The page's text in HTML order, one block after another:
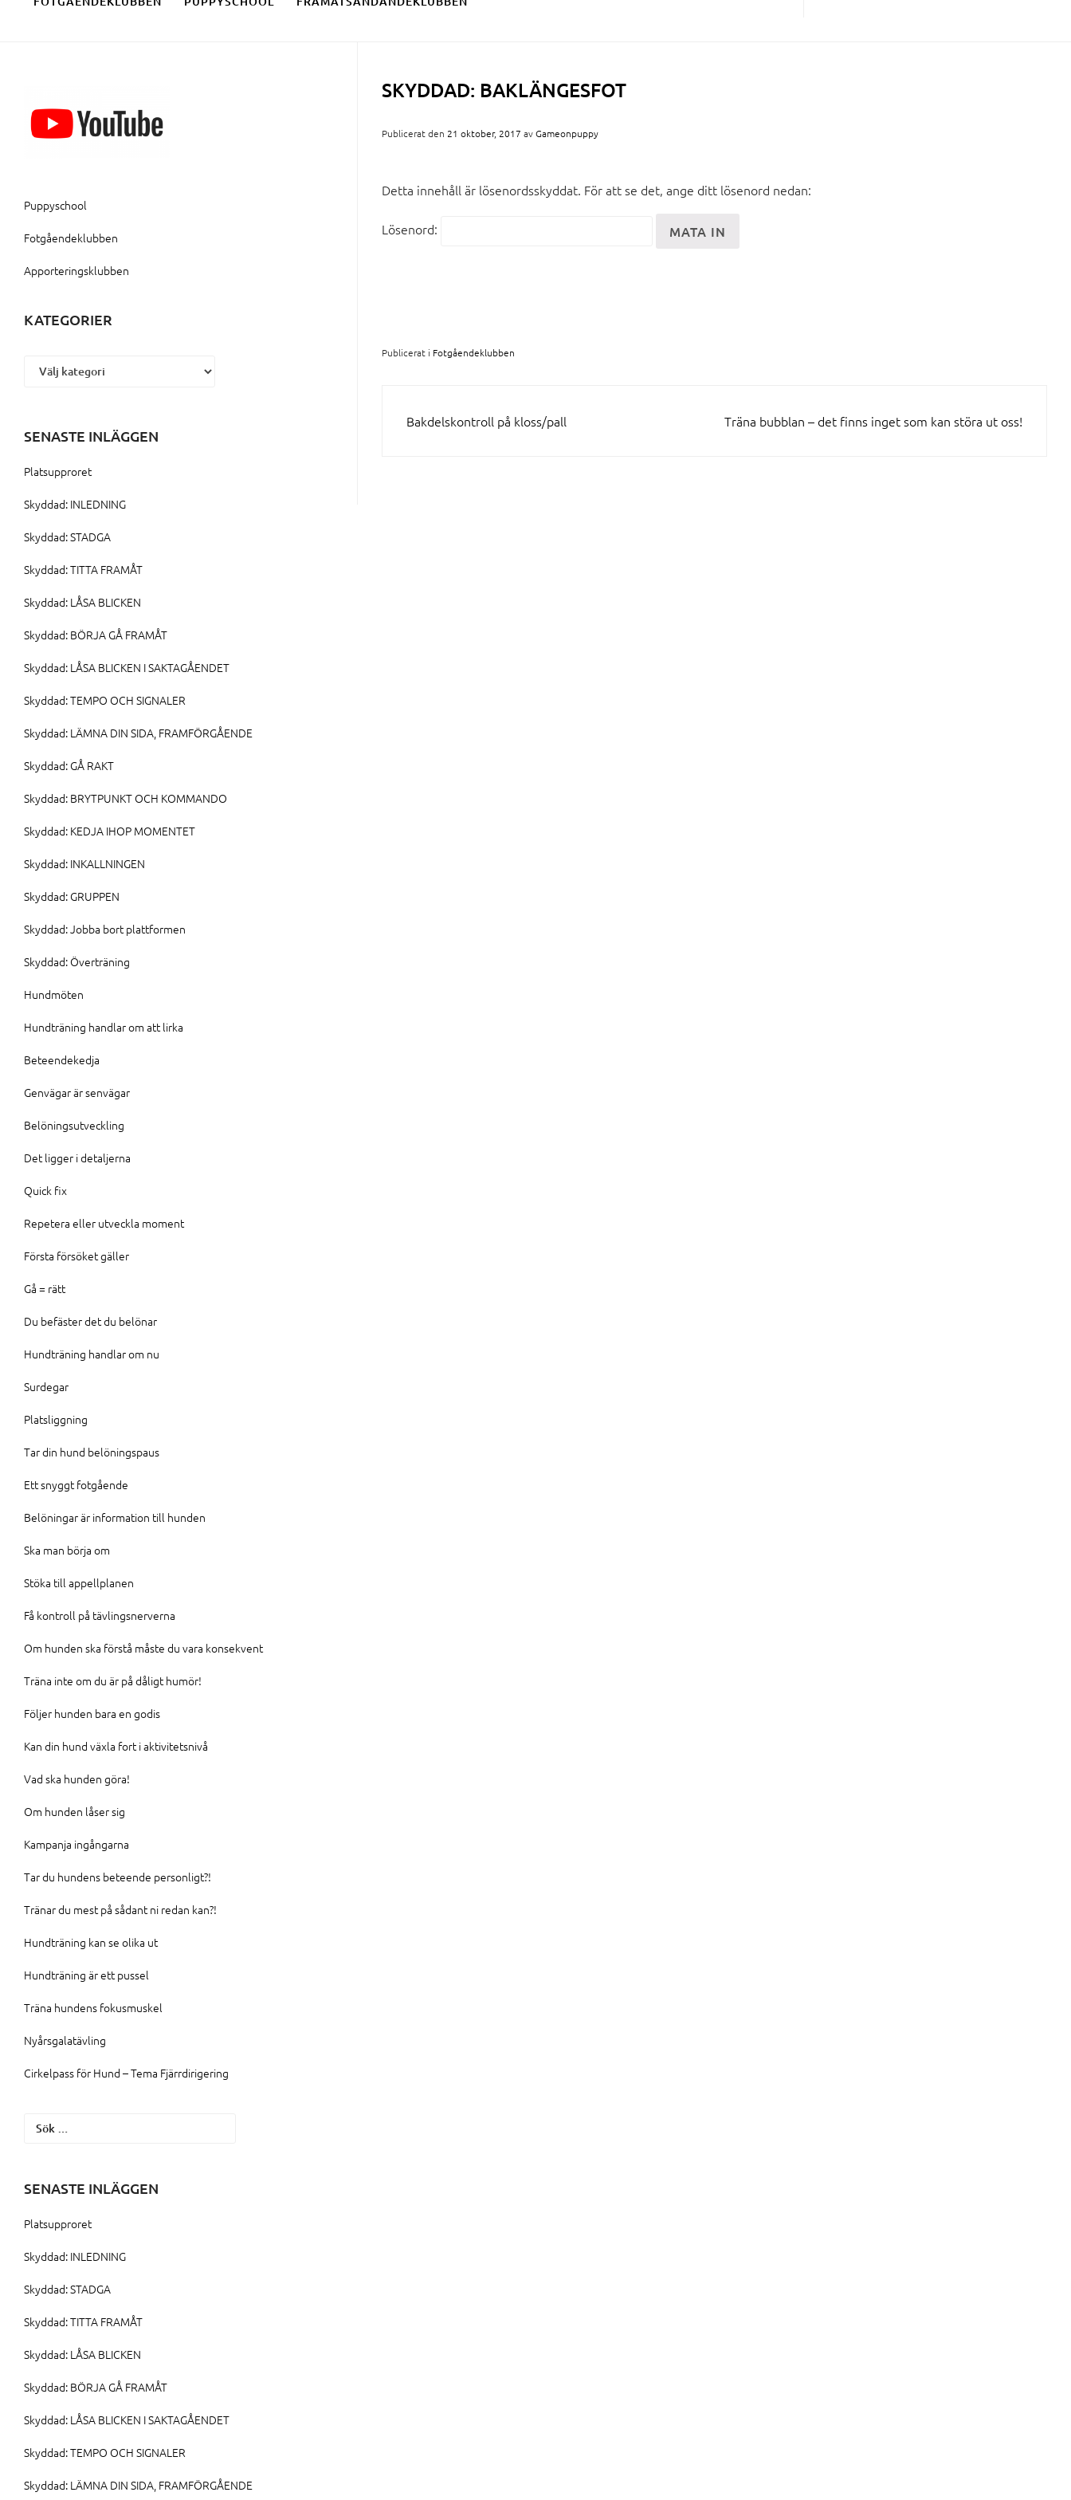
SKYDDAD: BAKLÄNGESFOT
Publicerat den 21 oktober, 2017 avGameonpuppy
Detta innehåll är lösenordsskyddat. För att se det, ange ditt lösenord nedan:
Lösenord:
Publicerat i Fotgåendeklubben
INLÄGGSNAVIGERING
Bakdelskontroll på kloss/pall Träna bubblan – det finns inget som kan störa ut oss!
Puppyschool
Fotgåendeklubben
Apporteringsklubben
KATEGORIER
SENASTE INLÄGGEN
Platsupproret
Skyddad: INLEDNING
Skyddad: STADGA
Skyddad: TITTA FRAMÅT
Skyddad: LÅSA BLICKEN
Skyddad: BÖRJA GÅ FRAMÅT
Skyddad: LÅSA BLICKEN I SAKTAGÅENDET
Skyddad: TEMPO OCH SIGNALER
Skyddad: LÄMNA DIN SIDA, FRAMFÖRGÅENDE
Skyddad: GÅ RAKT
Skyddad: BRYTPUNKT OCH KOMMANDO
Skyddad: KEDJA IHOP MOMENTET
Skyddad: INKALLNINGEN
Skyddad: GRUPPEN
Skyddad: Jobba bort plattformen
Skyddad: Överträning
Hundmöten
Hundträning handlar om att lirka
Beteendekedja
Genvägar är senvägar
Belöningsutveckling
Det ligger i detaljerna
Quick fix
Repetera eller utveckla moment
Första försöket gäller
Gå = rätt
Du befäster det du belönar
Hundträning handlar om nu
Surdegar
Platsliggning
Tar din hund belöningspaus
Ett snyggt fotgående
Belöningar är information till hunden
Ska man börja om
Stöka till appellplanen
Få kontroll på tävlingsnerverna
Om hunden ska förstå måste du vara konsekvent
Träna inte om du är på dåligt humör!
Följer hunden bara en godis
Kan din hund växla fort i aktivitetsnivå
Vad ska hunden göra!
Om hunden låser sig
Kampanja ingångarna
Tar du hundens beteende personligt?!
Tränar du mest på sådant ni redan kan?!
Hundträning kan se olika ut
Hundträning är ett pussel
Träna hundens fokusmuskel
Nyårsgalatävling
Cirkelpass för Hund – Tema Fjärrdirigering
Sök
SENASTE INLÄGGEN
Platsupproret
Skyddad: INLEDNING
Skyddad: STADGA
Skyddad: TITTA FRAMÅT
Skyddad: LÅSA BLICKEN
Skyddad: BÖRJA GÅ FRAMÅT
Skyddad: LÅSA BLICKEN I SAKTAGÅENDET
Skyddad: TEMPO OCH SIGNALER
Skyddad: LÄMNA DIN SIDA, FRAMFÖRGÅENDE